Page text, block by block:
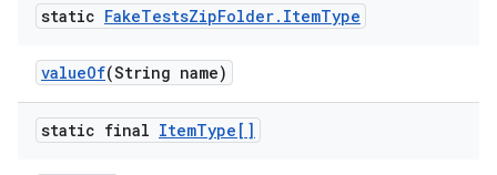
static FakeTestsZipFolder. ItemType
valueOf(String name)
static final ItemType[]